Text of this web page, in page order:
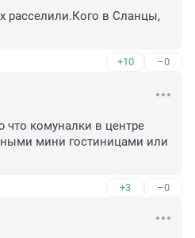
расселили.Кого в Сланцы,
+10 –0
что комуналки в центре
мини гостиницами или
+3 –0